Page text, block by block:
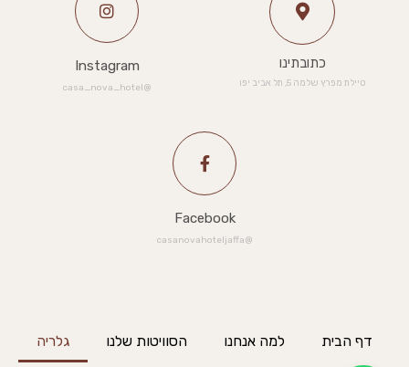
כתובתינו
טיילת מפרץ שלמה 5, תל אביב יפו
Instagram
@casa_nova_hotel
Facebook
@casanovahoteljaffa
דף הבית למה אנחנו הסוויטות שלנו גלריה